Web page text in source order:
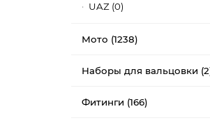
UAZ (0)
Мото (1238)
Наборы для вальцовки
Фитинги (166)